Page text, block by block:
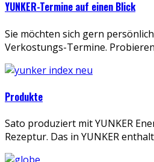
YUNKER-Termine auf einen Blick
Sie möchten sich gern
Verkostungs-Termine. Probieren
Produkte
Sato produziert mit YUNKER
Rezeptur. Das in YUNKER